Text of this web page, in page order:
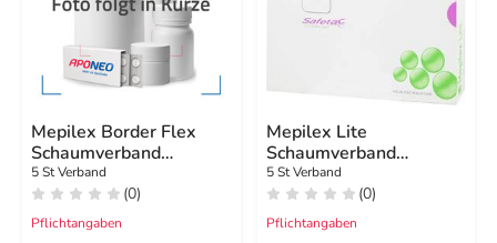
Mepilex Border Flex
Schaumverband
haft.15x19 cm oval
5 St Verband
(0)
Pflichtangaben
Mepilex Lite
Schaumverband
12,5x12,5cm steril
5 St Verband
(0)
Pflichtangaben